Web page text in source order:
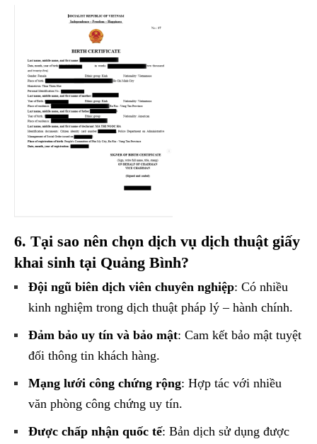
6. Tại sao nên chọn dịch vụ dịch thuật giấy
khai sinh tại Quảng Bình?
Đội ngũ biên dịch viên chuyên nghiệp: Có nhiều
kinh nghiệm trong dịch thuật pháp lý – hành chính.
Đảm bảo uy tín và bảo mật: Cam kết bảo mật tuyệt
đối thông tin khách hàng.
Mạng lưới công chứng rộng: Hợp tác với nhiều
văn phòng công chứng uy tín.
Được chấp nhận quốc tế: Bản dịch sử dụng được